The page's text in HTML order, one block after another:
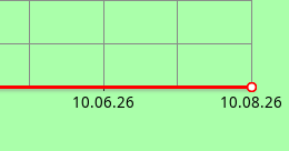
10.06.26 10.08.26